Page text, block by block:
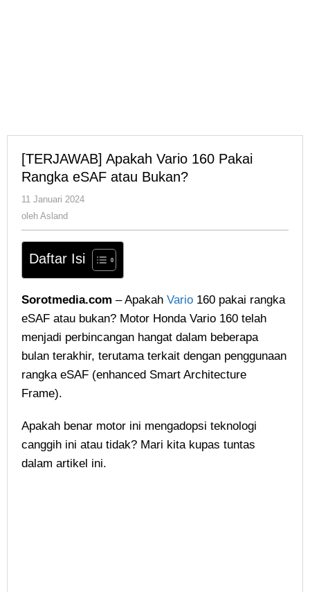
[TERJAWAB] Apakah Vario 160 Pakai
Rangka eSAF atau Bukan?
11 Januari 2024
oleh Asland
Daftar Isi
Sorotmedia.com – Apakah Vario 160 pakai rangka
eSAF atau bukan? Motor Honda Vario 160 telah
menjadi perbincangan hangat dalam beberapa
bulan terakhir, terutama terkait dengan penggunaan
rangka eSAF (enhanced Smart Architecture
Frame).
Apakah benar motor ini mengadopsi teknologi
canggih ini atau tidak? Mari kita kupas tuntas
dalam artikel ini.